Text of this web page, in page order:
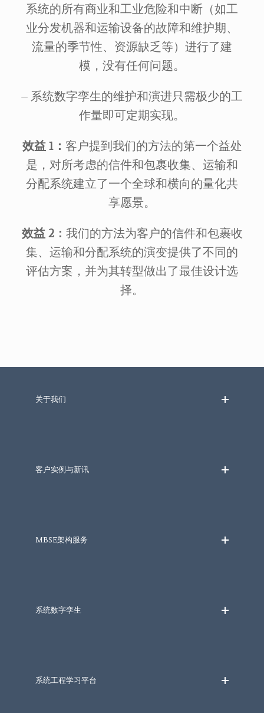
系统的所有商业和工业危险和中断（如工
业分发机器和运输设备的故障和维护期、
流量的季节性、资源缺乏等）进行了建
模，没有任何问题。
– 系统数字孪生的维护和演进只需极少的工
作量即可定期实现。
效益 1： 客户提到我们的方法的第一个益处
是，对所考虑的信件和包裹收集、运输和
分配系统建立了一个全球和横向的量化共
享愿景。
效益 2： 我们的方法为客户的信件和包裹收
集、运输和分配系统的演变提供了不同的
评估方案，并为其转型做出了最佳设计选
择。
关于我们
客户实例与新讯
MBSE架构服务
系统数字孪生
系统工程学习平台